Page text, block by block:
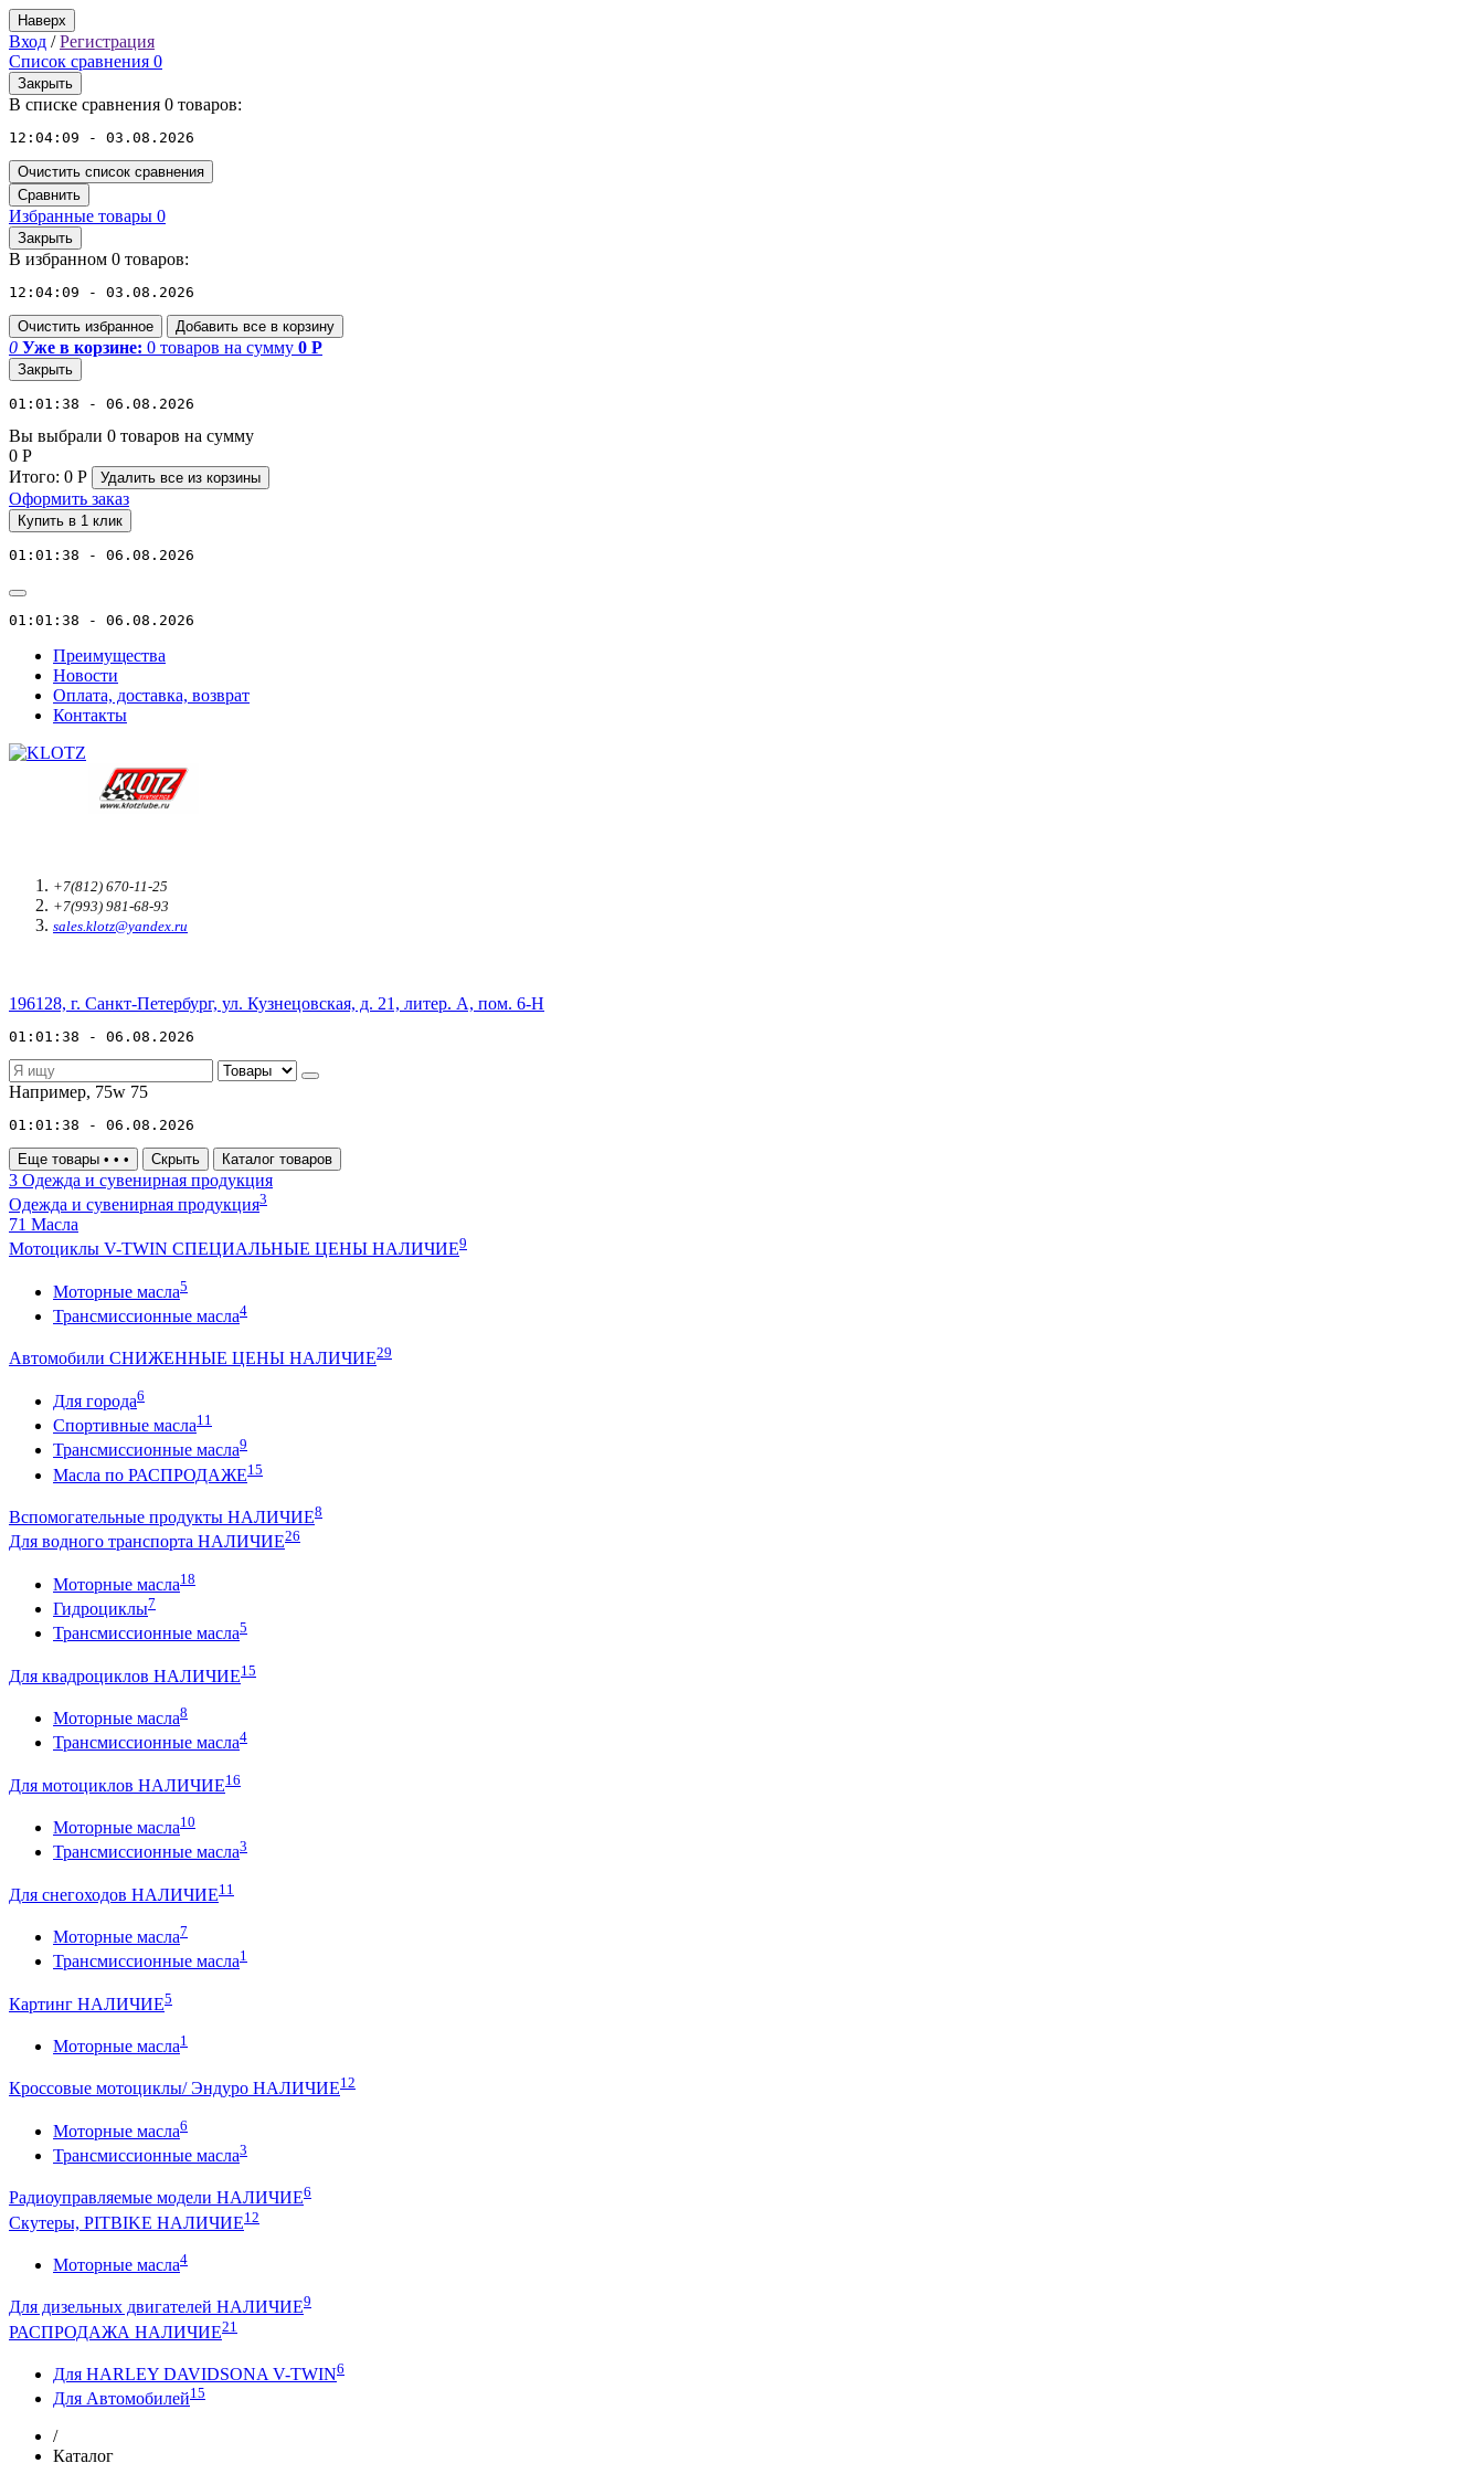
Наверх
Вход /Регистрация
Список сравнения 0
Закрыть
В списке сравнения 0 товаров:
12:04:09 - 03.08.2026
Очистить список сравнения
Сравнить
Избранные товары 0
Закрыть
В избранном 0 товаров:
12:04:09 - 03.08.2026
Очистить избранное Добавить все в корзину
0 Уже в корзине: 0 товаров на сумму 0 Р
Закрыть
01:01:38 - 06.08.2026
Вы выбрали 0 товаров на сумму
0 Р
Итого: 0 Р Удалить все из корзины
Оформить заказ
Купить в 1 клик
01:01:38 - 06.08.2026
01:01:38 - 06.08.2026
Преимущества
Новости
Оплата, доставка, возврат
Контакты
+7(812) 670-11-25
+7(993) 981-68-93
sales.klotz@yandex.ru
196128, г. Санкт-Петербург, ул. Кузнецовская, д. 21, литер. А, пом. 6-Н
01:01:38 - 06.08.2026
Например, 75w 75
01:01:38 - 06.08.2026
Еще товары • • • Скрыть Каталог товаров
3 Одежда и сувенирная продукция
Одежда и сувенирная продукция3
71 Масла
Мотоциклы V-TWIN СПЕЦИАЛЬНЫЕ ЦЕНЫ НАЛИЧИЕ9
Моторные масла5
Трансмиссионные масла4
Автомобили СНИЖЕННЫЕ ЦЕНЫ НАЛИЧИЕ29
Для города6
Спортивные масла11
Трансмиссионные масла9
Масла по РАСПРОДАЖЕ15
Вспомогательные продукты НАЛИЧИЕ8
Для водного транспорта НАЛИЧИЕ26
Моторные масла18
Гидроциклы7
Трансмиссионные масла5
Для квадроциклов НАЛИЧИЕ15
Моторные масла8
Трансмиссионные масла4
Для мотоциклов НАЛИЧИЕ16
Моторные масла10
Трансмиссионные масла3
Для снегоходов НАЛИЧИЕ11
Моторные масла7
Трансмиссионные масла1
Картинг НАЛИЧИЕ5
Моторные масла1
Кроссовые мотоциклы/ Эндуро НАЛИЧИЕ12
Моторные масла6
Трансмиссионные масла3
Радиоуправляемые модели НАЛИЧИЕ6
Скутеры, PITBIKE НАЛИЧИЕ12
Моторные масла4
Для дизельных двигателей НАЛИЧИЕ9
РАСПРОДАЖА НАЛИЧИЕ21
Для HARLEY DAVIDSONA V-TWIN6
Для Автомобилей15
/
Каталог